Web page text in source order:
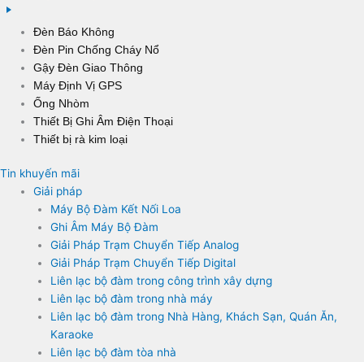
Đèn Báo Không
Đèn Pin Chống Cháy Nổ
Gậy Đèn Giao Thông
Máy Định Vị GPS
Ống Nhòm
Thiết Bị Ghi Âm Điện Thoại
Thiết bị rà kim loại
Tin khuyến mãi
Giải pháp
Máy Bộ Đàm Kết Nối Loa
Ghi Âm Máy Bộ Đàm
Giải Pháp Trạm Chuyển Tiếp Analog
Giải Pháp Trạm Chuyển Tiếp Digital
Liên lạc bộ đàm trong công trình xây dựng
Liên lạc bộ đàm trong nhà máy
Liên lạc bộ đàm trong Nhà Hàng, Khách Sạn, Quán Ăn,
Karaoke
Liên lạc bộ đàm tòa nhà